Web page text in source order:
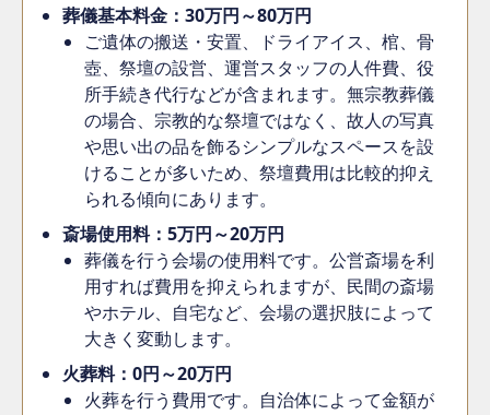
葬儀基本料金：30万円～80万円
ご遺体の搬送・安置、ドライアイス、棺、骨
壺、祭壇の設営、運営スタッフの人件費、役
所手続き代行などが含まれます。無宗教葬儀
の場合、宗教的な祭壇ではなく、故人の写真
や思い出の品を飾るシンプルなスペースを設
けることが多いため、祭壇費用は比較的抑え
られる傾向にあります。
斎場使用料：5万円～20万円
葬儀を行う会場の使用料です。公営斎場を利
用すれば費用を抑えられますが、民間の斎場
やホテル、自宅など、会場の選択肢によって
大きく変動します。
火葬料：0円～20万円
火葬を行う費用です。自治体によって金額が